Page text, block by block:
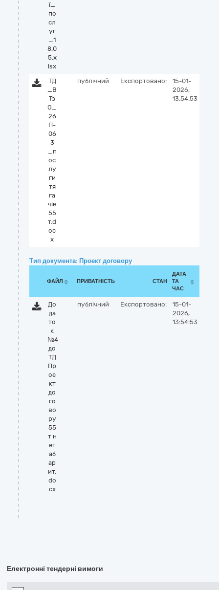
ї_
по
сл
уг
_1
8.0
5.x
lsx
ТД
_В
Тз
О_
26
П-
06
3
_п
ос
лу
ги
тя
га
чів
55
т.d
oc
x
публічний Експортовано:
15-01-
2026,
13:54:53
Тип документа: Проект договору
ФАЙЛ ПРИВАТНІСТЬ СТАН
ДАТА
ТА
ЧАС
До
да
то
к
№4
до
ТД
Пр
оє
кт
до
го
во
ру
55
т н
ег
аб
ар
ит.
do
cx
публічний Експортовано:
15-01-
2026,
13:54:53
Електронні тендерні вимоги